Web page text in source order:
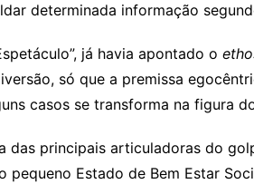
determinada informação
já havia apontado o
só que a premissa
casos se transforma na figura
das principais articuladoras do
Estado de Bem Estar